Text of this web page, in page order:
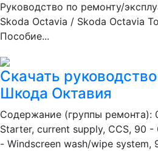
Руководство по ремонту/
Skoda Octavia / Skoda Octavia
Пособие...
Скачать
Шкода Октавия
Содержание (группы ремонта):
Starter, current supply, CCS, 90 -
- Windscreen wash/wipe system,